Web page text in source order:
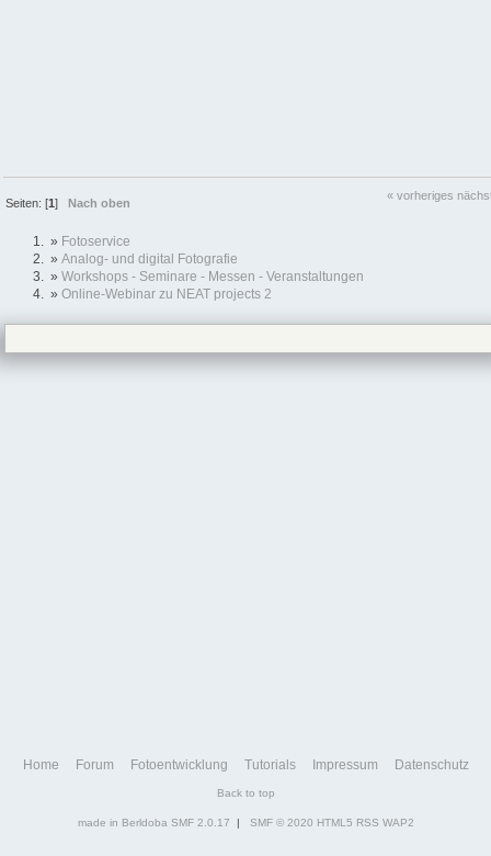
Seiten: [1]Nach oben
« vorheriges
» Fotoservice
» Analog- und digital Fotografie
» Workshops - Seminare - Messen - Veranstaltungen
» Online-Webinar zu NEAT projects 2
Home Forum Fotoentwicklung Tutorials Impressum Datenschutz
Back to top
made in Berldoba SMF 2.0.17 | SMF © 2020 HTML5 RSS WAP2